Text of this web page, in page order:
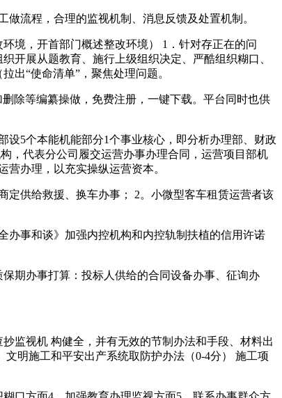
流程，合理的监视机制、消息反馈及处置机制。
境，开首部门概述整改环境） 1．针对存正在的问
开展从题教育、施行上级组织决定、严酷组织糊口、
出“使命清单”，聚焦处理问题。
除等编纂操做，免费注册，一键下载。平台同时也供
5个本能机能部分1个事业核心，即分析办理部、财政
，代表分公司履交运营办事办理合同，运营项目部机
办理，以充实操纵运营资本。
供给救援、换车办事； 2。小微型客车租赁运营者该
事和谈》加强内控机构和内控轨制扶植的信用许诺
期办事打算：投标人供给的合同设备办事、征询办
监视机 构健全，并有无效的节制办法和手段、材料出
明施工和平安出产系统取防护办法（0-4分） 施工项